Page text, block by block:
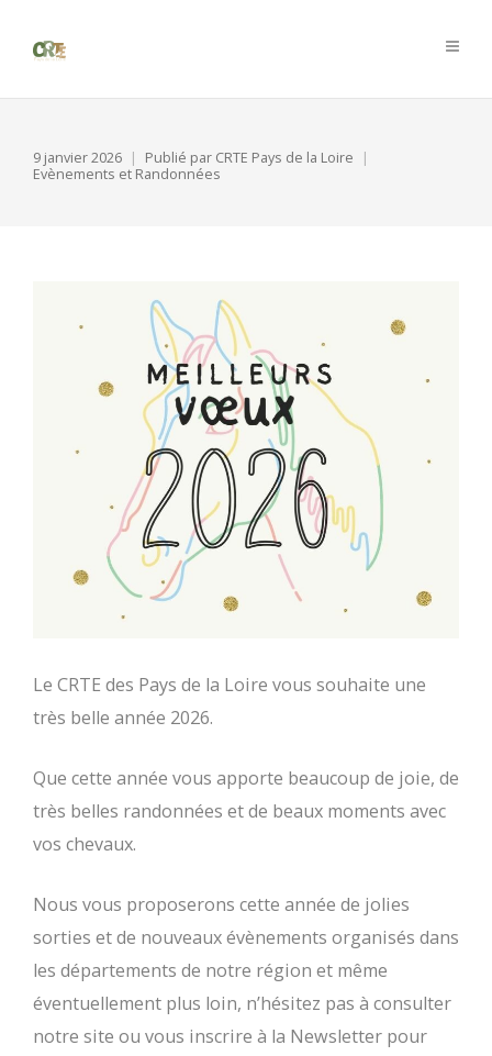
9 janvier 2026 Publié par CRTE Pays de la Loire
Evènements et Randonnées
Le CRTE des Pays de la Loire vous souhaite une
très belle année 2026.
Que cette année vous apporte beaucoup de joie, de
très belles randonnées et de beaux moments avec
vos chevaux.
Nous vous proposerons cette année de jolies
sorties et de nouveaux évènements organisés dans
les départements de notre région et même
éventuellement plus loin, n’hésitez pas à consulter
notre site ou vous inscrire à la Newsletter pour